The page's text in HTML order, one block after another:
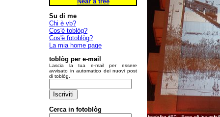
Su di me
Chi è vb?
Cos'è toblòg?
Cos'è fotoblòg?
La mia home page
toblòg per e-mail
Lascia la tua e-mail per essere
avvisato in automatico dei nuovi post
di toblòg.
Cerca in fotoblòg